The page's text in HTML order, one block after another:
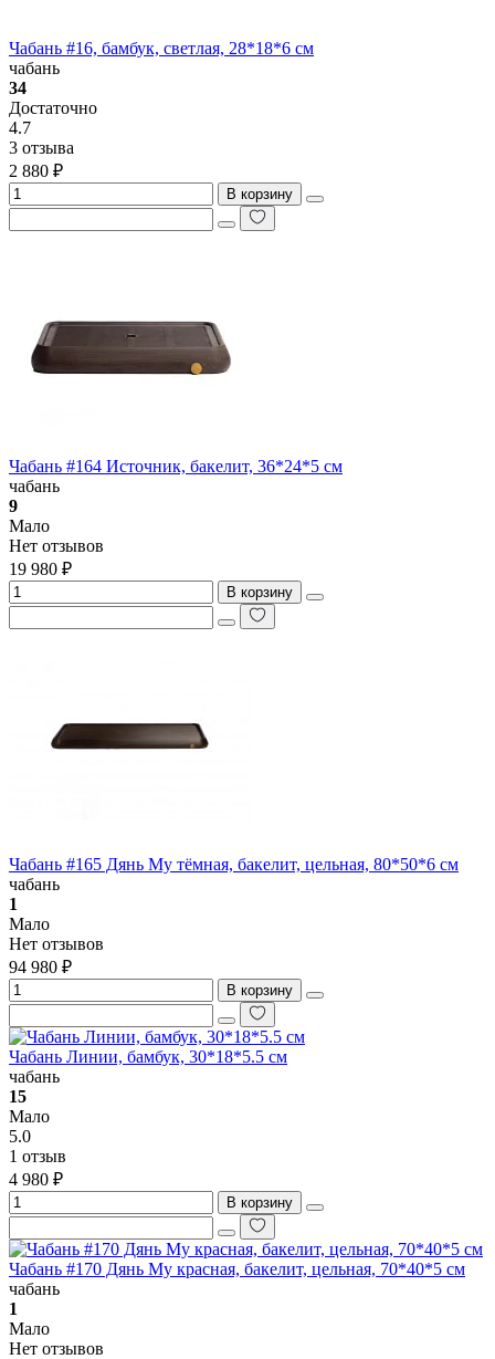
Чабань #16, бамбук, светлая, 28*18*6 см
чабань
34
Достаточно
4.7
3 отзыва
2 880 ₽
В корзину
Чабань #164 Источник, бакелит, 36*24*5 см
чабань
9
Мало
Нет отзывов
19 980 ₽
В корзину
Чабань #165 Дянь Му тёмная, бакелит, цельная, 80*50*6 см
чабань
1
Мало
Нет отзывов
94 980 ₽
В корзину
Чабань Линии, бамбук, 30*18*5.5 см
чабань
15
Мало
5.0
1 отзыв
4 980 ₽
В корзину
Чабань #170 Дянь Му красная, бакелит, цельная, 70*40*5 см
чабань
1
Мало
Нет отзывов